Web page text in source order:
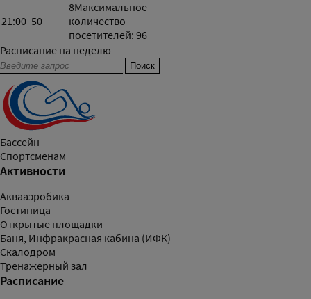
21:00 50
8Максимальное
количество
посетителей: 96
Расписание на неделю
Бассейн
Спортсменам
Активности
Аквааэробика
Гостиница
Открытые площадки
Баня, Инфракрасная кабина (ИФК)
Скалодром
Тренажерный зал
Расписание